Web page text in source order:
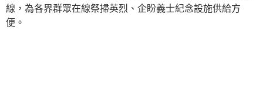
線，為各界群眾在線祭掃英烈、企盼義士紀念設施供給方
便。